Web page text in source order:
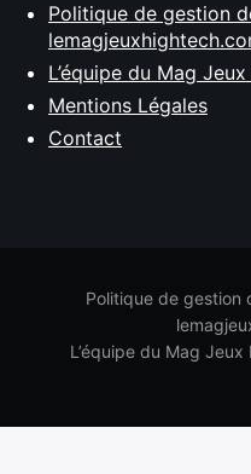
Politique de gestion
L’équipe du Mag
Mentions Légales
Contact
Politique de gestion
L’équipe du Mag Jeux